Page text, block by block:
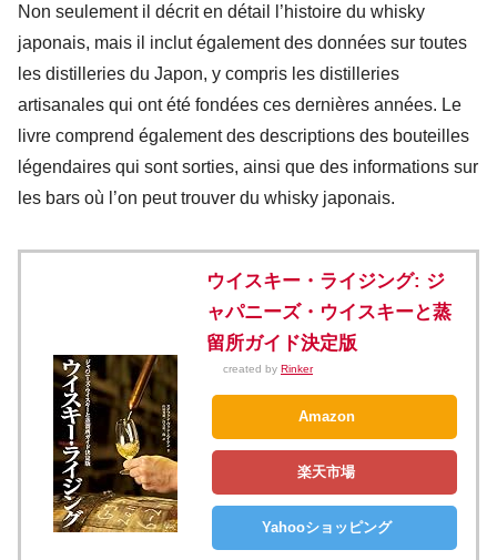
Non seulement il décrit en détail l’histoire du whisky
japonais, mais il inclut également des données sur toutes
les distilleries du Japon, y compris les distilleries
artisanales qui ont été fondées ces dernières années. Le
livre comprend également des descriptions des bouteilles
légendaires qui sont sorties, ainsi que des informations sur
les bars où l’on peut trouver du whisky japonais.
ウイスキー・ライジング: ジ
ャパニーズ・ウイスキーと蒸
留所ガイド決定版
created by Rinker
Amazon
楽天市場
Yahooショッピング